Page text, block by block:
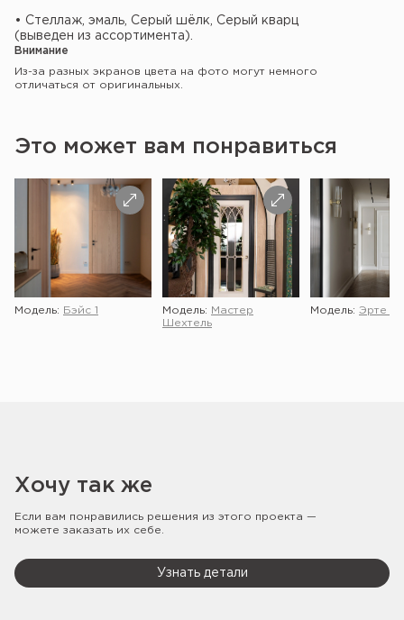
• Стеллаж, эмаль, Серый шёлк, Серый кварц
(выведен из ассортимента).
Внимание
Из-за разных экранов цвета на фото могут немного
отличаться от оригинальных.
Это может вам понравиться
Модель: Бэйс 1 Модель:
Мастер
Шехтель
Модель: Эрте 2
Хочу так же
Если вам понравились решения из этого проекта —
можете заказать их себе.
Узнать детали